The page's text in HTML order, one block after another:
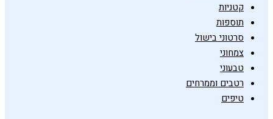
קטניות
תוספות
סרטוני בישול
צמחוני
טבעוני
רטבים וממרחים
טיפים